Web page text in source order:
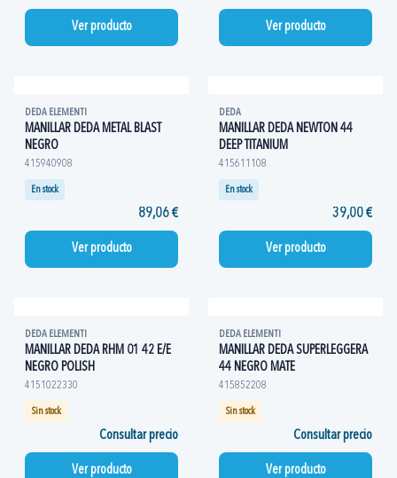
Ver producto Ver producto
DEDA ELEMENTI
MANILLAR DEDA METAL BLAST
NEGRO
415940908
En stock
89,06 €
Ver producto
DEDA
MANILLAR DEDA NEWTON 44
DEEP TITANIUM
415611108
En stock
39,00 €
Ver producto
DEDA ELEMENTI
MANILLAR DEDA RHM 01 42 E/E
NEGRO POLISH
4151022330
Sin stock
Consultar precio
Ver producto
DEDA ELEMENTI
MANILLAR DEDA SUPERLEGGERA
44 NEGRO MATE
415852208
Sin stock
Consultar precio
Ver producto